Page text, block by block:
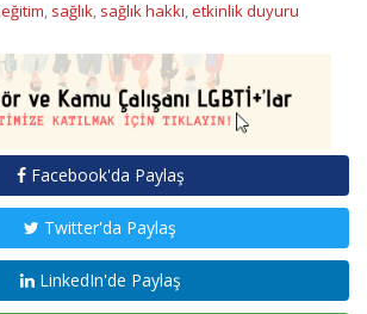
eğitim, sağlık, sağlık hakkı,etkinlik duyuru
Facebook'da Paylaş
Twitter'da Paylaş
LinkedIn'de Paylaş